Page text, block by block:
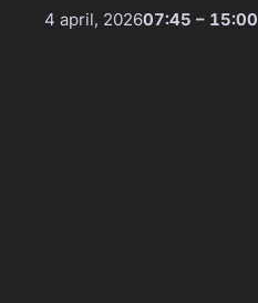
4 april, 202607:45 – 15:00